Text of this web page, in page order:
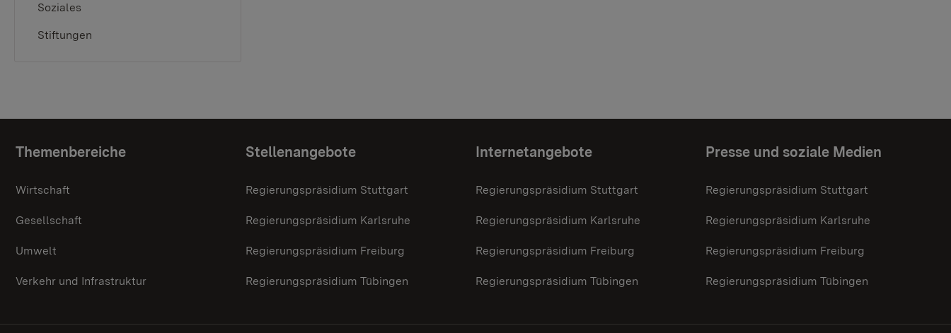
Soziales
Stiftungen
Topic overview
Themenbereiche
Wirtschaft
Gesellschaft
Umwelt
Verkehr und Infrastruktur
Stellenangebote
Regierungspräsidium Stuttgart
Regierungspräsidium Karlsruhe
Regierungspräsidium Freiburg
Regierungspräsidium Tübingen
Internetangebote
Regierungspräsidium Stuttgart
Regierungspräsidium Karlsruhe
Regierungspräsidium Freiburg
Regierungspräsidium Tübingen
Presse und soziale Medien
Regierungspräsidium Stuttgart
Regierungspräsidium Karlsruhe
Regierungspräsidium Freiburg
Regierungspräsidium Tübingen